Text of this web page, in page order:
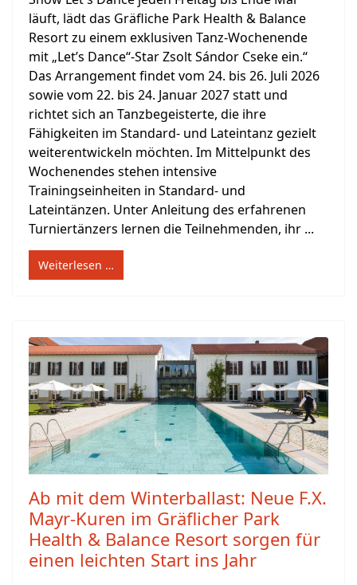
läuft, lädt das Gräfliche Park Health & Balance
Resort zu einem exklusiven Tanz-Wochenende
mit „Let’s Dance“-Star Zsolt Sándor Cseke ein.“
Das Arrangement findet vom 24. bis 26. Juli 2026
sowie vom 22. bis 24. Januar 2027 statt und
richtet sich an Tanzbegeisterte, die ihre
Fähigkeiten im Standard- und Lateintanz gezielt
weiterentwickeln möchten. Im Mittelpunkt des
Wochenendes stehen intensive
Trainingseinheiten in Standard- und
Lateintänzen. Unter Anleitung des erfahrenen
Turniertänzers lernen die Teilnehmenden, ihr ...
Weiterlesen …
Ab mit dem Winterballast: Neue F.X.
Mayr-Kuren im Gräflicher Park
Health & Balance Resort sorgen für
einen leichten Start ins Jahr